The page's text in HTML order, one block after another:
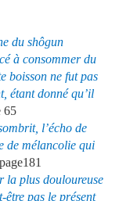
du shôgun
à consommer du
boisson ne fut pas
étant donné qu’il
65
l’écho de
de mélancolie qui
page181
la plus douloureuse
être pas le présent